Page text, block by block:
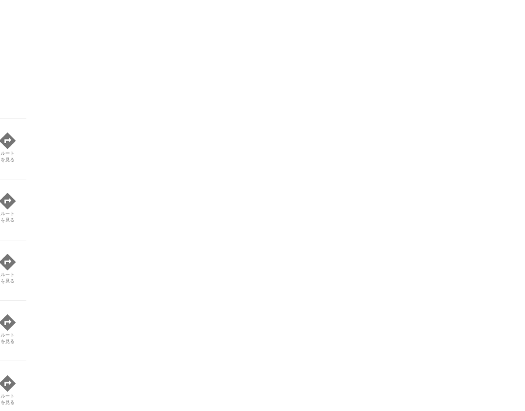
ルート
を見る
ルート
を見る
ルート
を見る
ルート
を見る
ルート
を見る